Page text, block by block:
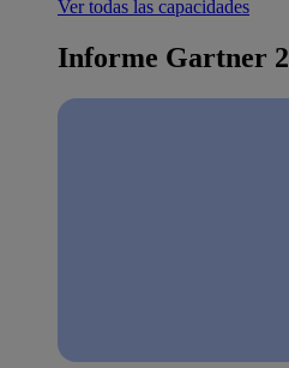
Ver todas las capacidades
Informe Gartner